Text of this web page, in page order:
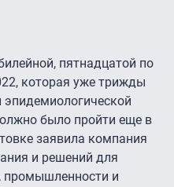
пятнадцатой по
которая уже трижды
эпидемиологической
было пройти еще в
заявила компания
и решений для
промышленности и